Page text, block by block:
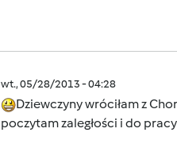
wt., 05/28/2013 - 04:28
Dziewczyny wróciłam z
poczytam zaległości i do pracy